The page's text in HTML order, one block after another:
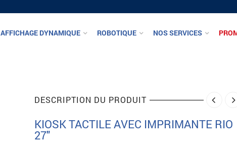
AFFICHAGE DYNAMIQUE ROBOTIQUE NOS SERVICES
DESCRIPTION DU PRODUIT
KIOSK TACTILE AVEC IMPRIMANTE RIO
27″